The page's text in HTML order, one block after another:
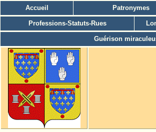
Accueil Patronymes
Professions-Statuts-Rues
Guérison